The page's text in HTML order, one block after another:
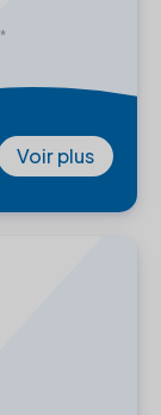
Voir plus